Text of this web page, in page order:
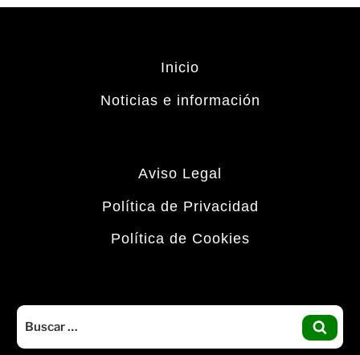
Inicio
Noticias e información
Aviso Legal
Política de Privacidad
Política de Cookies
Buscar